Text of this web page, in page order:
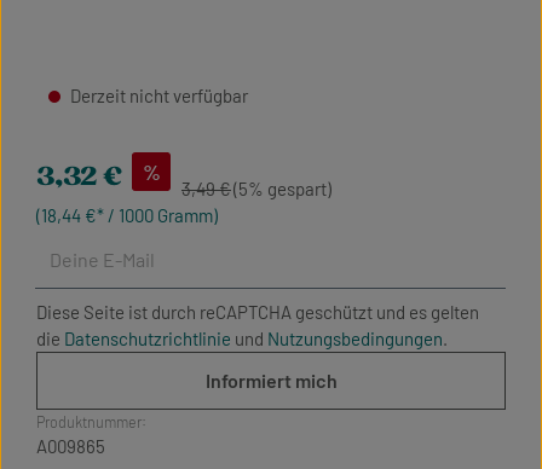
Verkaufspreis:
3,32 € %
Regulärer Preis:
3,49 €(5% gespart)
(18,44 €* / 1000 Gramm)
Derzeit nicht verfügbar
Diese Seite ist durch reCAPTCHA geschützt und es gelten
die Datenschutzrichtlinie und Nutzungsbedingungen.
Informiert mich
Produktnummer:
A009865